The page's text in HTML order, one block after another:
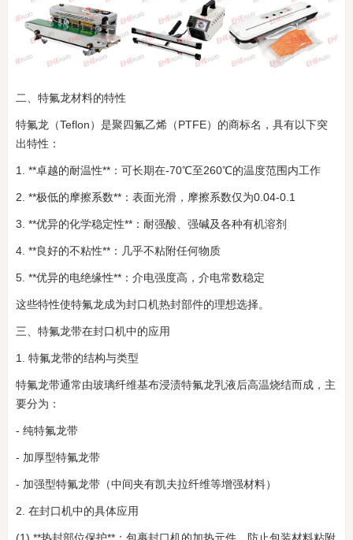
二、特氟龙材料的特性
特氟龙（Teflon）是聚四氟乙烯（PTFE）的商标名，具有以下突
出特性：
1. **卓越的耐温性**：可长期在-70℃至260℃的温度范围内工作
2. **极低的摩擦系数**：表面光滑，摩擦系数仅为0.04-0.1
3. **优异的化学稳定性**：耐强酸、强碱及各种有机溶剂
4. **良好的不粘性**：几乎不粘附任何物质
5. **优异的电绝缘性**：介电强度高，介电常数稳定
这些特性使特氟龙成为封口机热封部件的理想选择。
三、特氟龙带在封口机中的应用
1. 特氟龙带的结构与类型
特氟龙带通常由玻璃纤维基布浸渍特氟龙乳液后高温烧结而成，主
要分为：
- 纯特氟龙带
- 加厚型特氟龙带
- 加强型特氟龙带（中间夹有凯夫拉纤维等增强材料）
2. 在封口机中的具体应用